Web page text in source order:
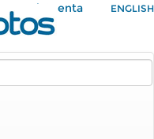
Mi Cuenta ENGLISH